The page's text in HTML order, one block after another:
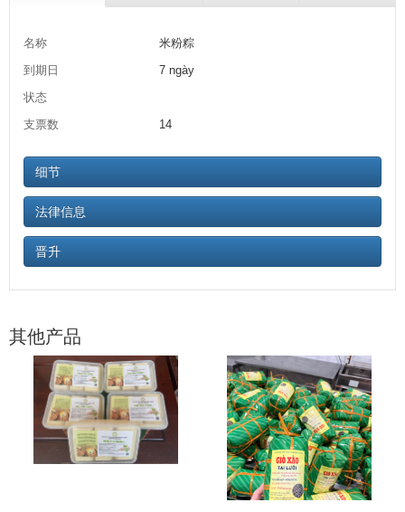
名称
米粉粽
到期日
7 ngày
状态
支票数
14
细节
法律信息
晋升
其他产品